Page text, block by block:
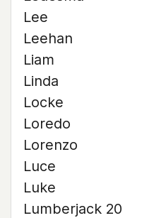
Lee
Leehan
Liam
Linda
Locke
Loredo
Lorenzo
Luce
Luke
Lumberjack 20